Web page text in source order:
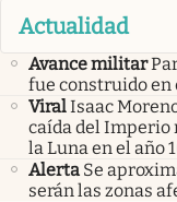
Actualidad
Avance militar
fue construido en
ViralIsaac
caída del Imperio
la Luna en el año
Alerta Se
serán las zonas